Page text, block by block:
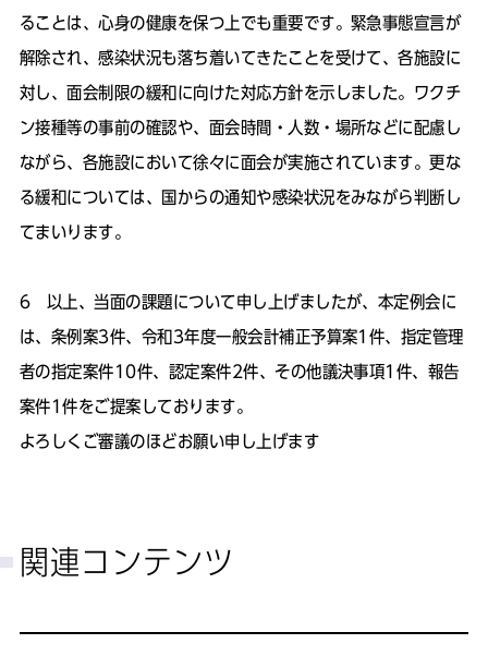
ることは、心身の健康を保つ上でも重要です。緊急事態宣言が
解除され、感染状況も落ち着いてきたことを受けて、各施設に
対し、面会制限の緩和に向けた対応方針を示しました。ワクチ
ン接種等の事前の確認や、面会時間・人数・場所などに配慮し
ながら、各施設において徐々に面会が実施されています。更な
る緩和については、国からの通知や感染状況をみながら判断し
てまいります。
6 以上、当面の課題について申し上げましたが、本定例会に
は、条例案3件、令和3年度一般会計補正予算案1件、指定管理
者の指定案件10件、認定案件2件、その他議決事項1件、報告
案件1件をご提案しております。
よろしくご審議のほどお願い申し上げます
関連コンテンツ